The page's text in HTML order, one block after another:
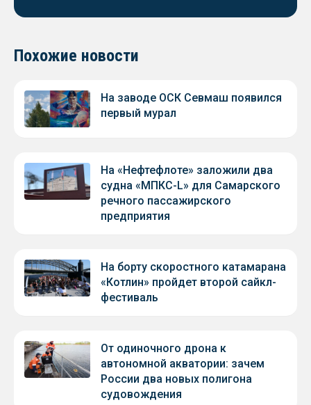
Похожие новости
На заводе ОСК Севмаш появился
первый мурал
На «Нефтефлоте» заложили два
судна «МПКС-L» для Самарского
речного пассажирского
предприятия
На борту скоростного катамарана
«Котлин» пройдет второй сайкл-
фестиваль
От одиночного дрона к
автономной акватории: зачем
России два новых полигона
судовождения